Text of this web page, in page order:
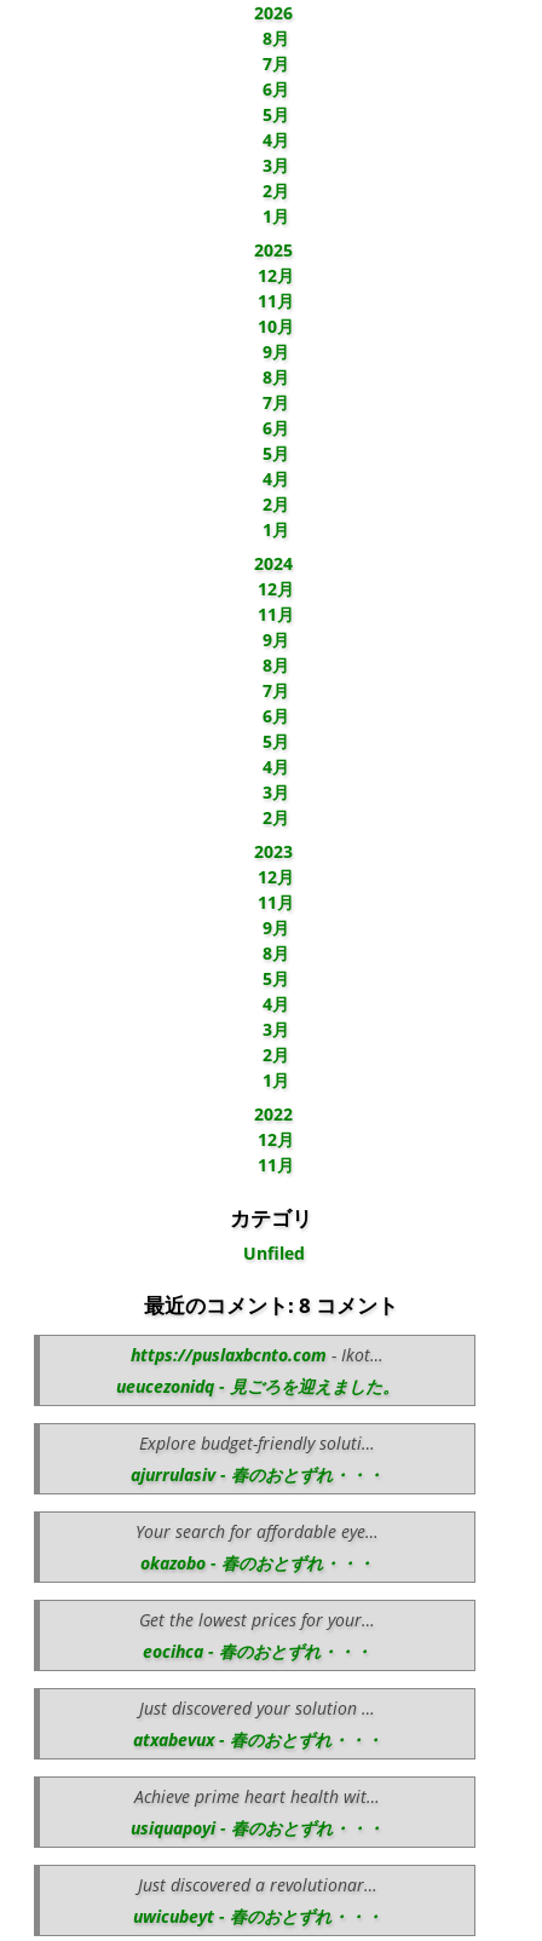
2026
8月
7月
6月
5月
4月
3月
2月
1月
2025
12月
11月
10月
9月
8月
7月
6月
5月
4月
2月
1月
2024
12月
11月
9月
8月
7月
6月
5月
4月
3月
2月
2023
12月
11月
9月
8月
5月
4月
3月
2月
1月
2022
12月
11月
カテゴリ
Unfiled
最近のコメント: 8 コメント
https://puslaxbcnto.com - Ikot…
ueucezonidq - 見ごろを迎えました。
Explore budget-friendly soluti…
ajurrulasiv - 春のおとずれ・・・
Your search for affordable eye…
okazobo - 春のおとずれ・・・
Get the lowest prices for your…
eocihca - 春のおとずれ・・・
Just discovered your solution …
atxabevux - 春のおとずれ・・・
Achieve prime heart health wit…
usiquapoyi - 春のおとずれ・・・
Just discovered a revolutionar…
uwicubeyt - 春のおとずれ・・・